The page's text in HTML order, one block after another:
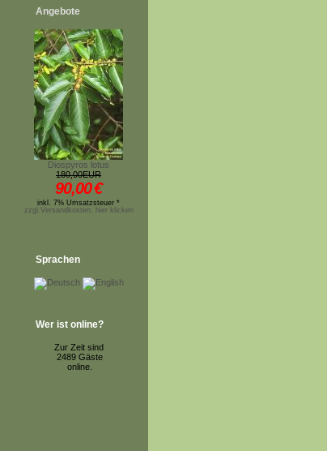
Angebote
Diospyros lotus
180,00EUR
90,00€
inkl. 7% Umsatzsteuer *
zzgl.Versandkosten, hier klicken
Sprachen
Wer ist online?
Zur Zeit sind
2489 Gäste
online.